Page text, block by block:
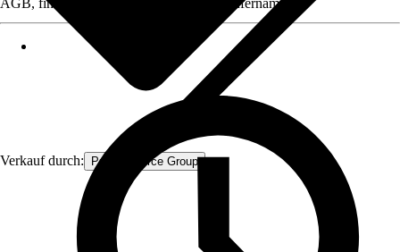
Verkauf durch: Procommerce Group
AGB, finden Sie bei Klick auf den Verkäufernamen.